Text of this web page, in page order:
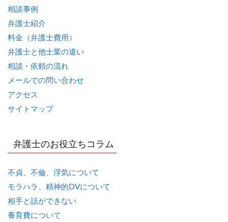
相談事例
弁護士紹介
料金（弁護士費用）
弁護士と他士業の違い
相談・依頼の流れ
メールでの問い合わせ
アクセス
サイトマップ
弁護士のお役立ちコラム
不貞、不倫、浮気について
モラハラ、精神的DVについて
相手と話ができない
養育費について